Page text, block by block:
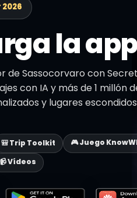
2026
la
de Sassocorvaro con
con IA y más de 1 millón
y lugares
🎒 Trip Toolkit
🎮 Juego
📹 Vídeos